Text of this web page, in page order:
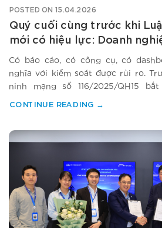
POSTED ON 15.04.2026
Quý cuối cùng trước khi
mới có hiệu lực: Doanh
Có báo cáo, có công cụ, có
nghĩa với kiểm soát được rủi ro.
ninh mạng số 116/2025/QH15
CONTINUE READING →